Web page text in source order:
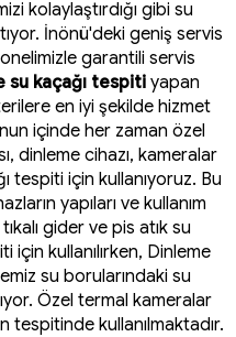
kolaylaştırdığı gibi su
İnönü'deki geniş servis
garantili servis
su kaçağı tespitiyapan
en iyi şekilde hizmet
içinde her zaman özel
dinleme cihazı, kameralar
tespiti için kullanıyoruz. Bu
yapıları ve kullanım
gider ve pis atık su
için kullanılırken, Dinleme
su borularındaki su
Özel termal kameralar
tespitinde kullanılmaktadır.